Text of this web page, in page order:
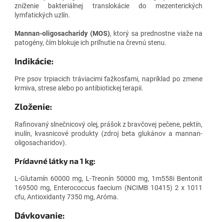
zníženie bakteriálnej translokácie do mezenterických
lymfatických uzlín.
Mannan-oligosacharidy (MOS), ktorý sa prednostne viaže na
patogény, čím blokuje ich priľnutie na črevnú stenu.
Indikácie:
Pre psov trpiacich tráviacimi ťažkosťami, napríklad po zmene
krmiva, strese alebo po antibiotickej terapii.
Zloženie:
Rafinovaný slnečnicový olej, prášok z bravčovej pečene, pektín,
inulín, kvasnicové produkty (zdroj beta glukánov a mannan-
oligosacharidov).
Prídavné látky na 1 kg:
L-Glutamín 60000 mg, L-Treonín 50000 mg, 1m558i Bentonit
169500 mg, Enterococcus faecium (NCIMB 10415) 2 x 1011
cfu, Antioxidanty 7350 mg, Aróma.
Dávkovanie: